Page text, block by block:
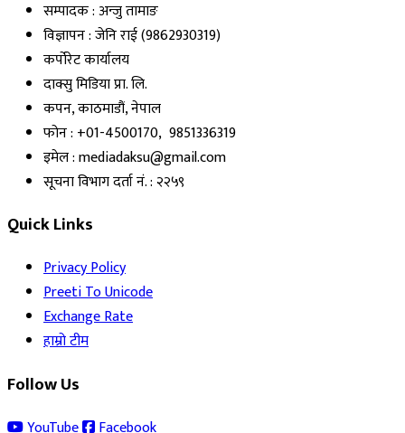
सम्पादक : अन्जु तामाङ
विज्ञापन : जेनि राई (9862930319)
कर्पोरेट कार्यालय
दाक्सु मिडिया प्रा. लि.
कपन, काठमाडौं, नेपाल
फोन : +01-4500170, 9851336319
इमेल : mediadaksu@gmail.com
सूचना विभाग दर्ता नं. : २२५९
Quick Links
Privacy Policy
Preeti To Unicode
Exchange Rate
हाम्रो टीम
Follow Us
YouTube Facebook